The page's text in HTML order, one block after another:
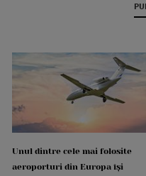
Unul dintre cele mai folosite
aeroporturi din Europa își